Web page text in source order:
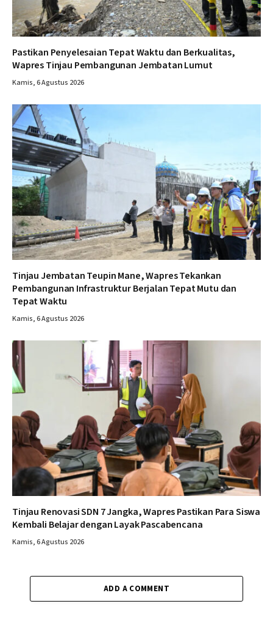
Pastikan Penyelesaian Tepat Waktu dan Berkualitas,
Wapres Tinjau Pembangunan Jembatan Lumut
Kamis, 6 Agustus 2026
Tinjau Jembatan Teupin Mane, Wapres Tekankan
Pembangunan Infrastruktur Berjalan Tepat Mutu dan
Tepat Waktu
Kamis, 6 Agustus 2026
Tinjau Renovasi SDN 7 Jangka, Wapres Pastikan Para Siswa
Kembali Belajar dengan Layak Pascabencana
Kamis, 6 Agustus 2026
ADD A COMMENT